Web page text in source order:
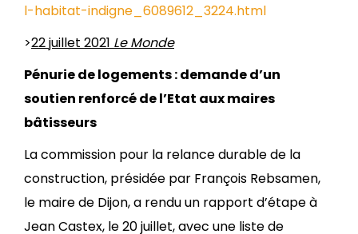
l-habitat-indigne_6089612_3224.html
>22 juillet 2021 Le Monde
Pénurie de logements : demande d’un
soutien renforcé de l’Etat aux maires
bâtisseurs
La commission pour la relance durable de la
construction, présidée par François Rebsamen,
le maire de Dijon, a rendu un rapport d’étape à
Jean Castex, le 20 juillet, avec une liste de